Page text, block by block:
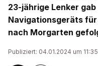
23-jährige Lenker
Navigationsgeräts
nach Morgarten
Publiziert: 04.01.2024 um